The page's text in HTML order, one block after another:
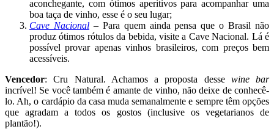
aconchegante, com ótimos aperitivos para acompanhar uma
boa taça de vinho, esse é o seu lugar;
Cave Nacional– Para quem ainda pensa que o Brasil não
produz ótimos rótulos da bebida, visite a Cave Nacional. Lá é
possível provar apenas vinhos brasileiros, com preços bem
acessíveis.
Vencedor: Cru Natural. Achamos a proposta desse wine bar
incrível! Se você também é amante de vinho, não deixe de conhecê-
lo. Ah, o cardápio da casa muda semanalmente e sempre têm opções
que agradam a todos os gostos (inclusive os vegetarianos de
plantão!).